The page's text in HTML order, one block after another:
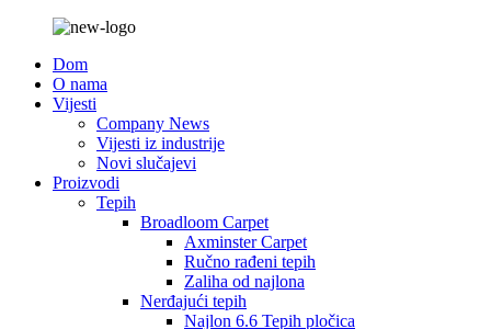
Dom
O nama
Vijesti
Company News
Vijesti iz industrije
Novi slučajevi
Proizvodi
Tepih
Broadloom Carpet
Axminster Carpet
Ručno rađeni tepih
Zaliha od najlona
Nerđajući tepih
Najlon 6.6 Tepih pločica